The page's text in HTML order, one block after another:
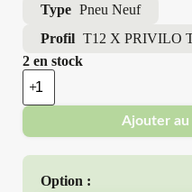
Type Pneu Neuf
Profil T12 X PRIVILO
2 en stock
quantité
de
Tracmax
Pneus
Neufs
185/60R16
Ajouter au
Option :